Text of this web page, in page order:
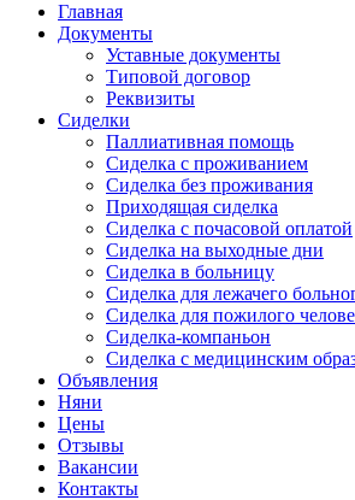
Главная
Документы
Уставные документы
Типовой договор
Реквизиты
Сиделки
Паллиативная помощь
Сиделка с проживанием
Сиделка без проживания
Приходящая сиделка
Сиделка с почасовой оплатой
Сиделка на выходные дни
Сиделка в больницу
Сиделка для лежачего
Сиделка для пожилого
Сиделка-компаньон
Сиделка с медицинским
Объявления
Няни
Цены
Отзывы
Вакансии
Контакты